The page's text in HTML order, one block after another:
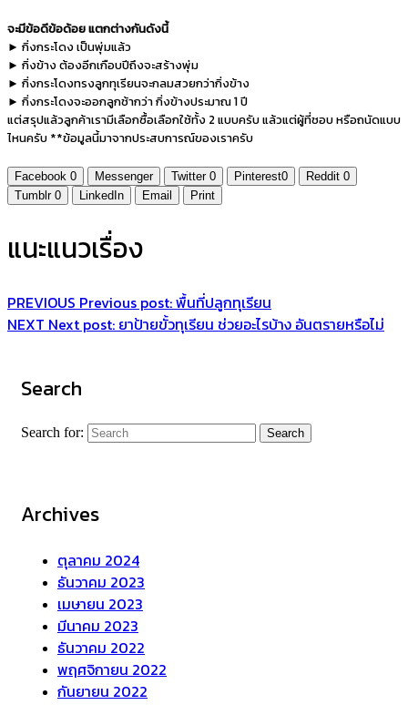
จะมีข้อดีข้อด้อย แตกต่างกันดังนี้
► กิ่งกระโดง เป็นพุ่มแล้ว
► กิ่งข้าง ต้องอีกเกือบปีถึงจะสร้างพุ่ม
► กิ่งกระโดงทรงลูกทุเรียนจะกลมสวยกว่ากิ่งข้าง
► กิ่งกระโดงจะออกลูกช้ากว่า กิ่งข้างประมาณ 1 ปี
แต่สรุปแล้วลูกค้าเรามีเลือกซื้อเลือกใช้ทั้ง 2 แบบครับ แล้วแต่ผู้ที่ชอบ หรือถนัดแบบ
ไหนครับ **ข้อมูลนี้มาจากประสบการณ์ของเราครับ
Facebook 0 Messenger Twitter 0 Pinterest0 Reddit 0
Tumblr 0 LinkedIn Email Print
แนะแนวเรื่อง
PREVIOUS Previous post:พื้นที่ปลูกทุเรียน
NEXT Next post: ยาป้ายขั้วทุเรียน ช่วยอะไรบ้าง อันตรายหรือไม่
Search
Search for:
Archives
ตุลาคม 2024
ธันวาคม 2023
เมษายน 2023
มีนาคม 2023
ธันวาคม 2022
พฤศจิกายน 2022
กันยายน 2022